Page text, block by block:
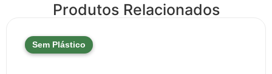
Produtos Relacionados
Sem Plástico